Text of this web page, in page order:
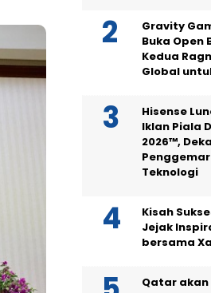
Gravity
Buka Open
Kedua
Global
Hisense
Iklan Piala
2026™,
Teknologi
Kisah
Jejak
bersama
Qatar